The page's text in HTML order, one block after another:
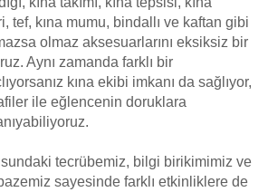
tef, kına mumu, bindallı ve kaftan gibi
olmaz aksesuarlarını eksiksiz bir
Aynı zamanda farklı bir
kına ekibi imkanı da sağlıyor,
ile eğlencenin doruklara
tecrübemiz, bilgi birikimimiz ve
sayesinde farklı etkinliklere de